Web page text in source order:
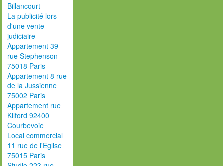
Billancourt
La publicité lors
d'une vente
judiciaire
Appartement 39
rue Stephenson
75018 Paris
Appartement 8 rue
de la Jussienne
75002 Paris
Appartement rue
Kilford 92400
Courbevoie
Local commercial
11 rue de l'Eglise
75015 Paris